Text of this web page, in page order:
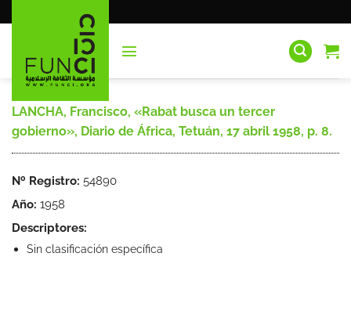
al
LANCHA, Francisco, «Rabat busca un tercer
gobierno», Diario de África, Tetuán, 17 abril 1958, p. 8.
Nº Registro: 54890
Año: 1958
Descriptores:
Sin clasificación específica